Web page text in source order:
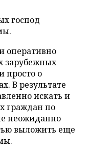
господ
оперативно
зарубежных
просто о
В результате
искать и
граждан по
неожиданно
выложить еще